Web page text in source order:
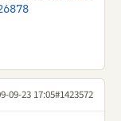
09-23 17:05#1423572